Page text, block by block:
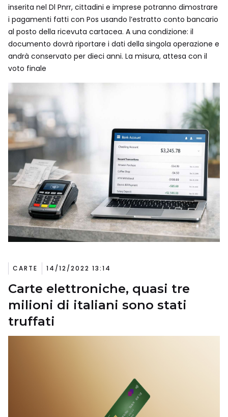
inserita nel Dl Pnrr, cittadini e imprese potranno dimostrare
i pagamenti fatti con Pos usando l’estratto conto bancario
al posto della ricevuta cartacea. A una condizione: il
documento dovrà riportare i dati della singola operazione e
andrà conservato per dieci anni. La misura, attesa con il
voto finale
CARTE 14/12/2022 13:14
Carte elettroniche, quasi tre
milioni di italiani sono stati
truffati